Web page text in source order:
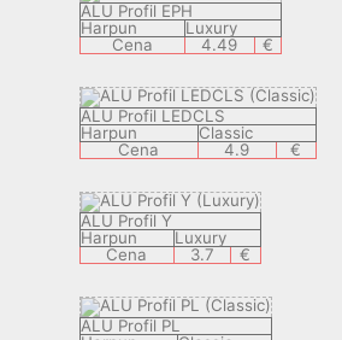
ALU Profil EPH
Harpun
Luxury
Cena
4.49 €
ALU Profil LEDCLS
Harpun
Classic
Cena
4.9 €
ALU Profil Y
Harpun
Luxury
Cena
3.7 €
ALU Profil PL